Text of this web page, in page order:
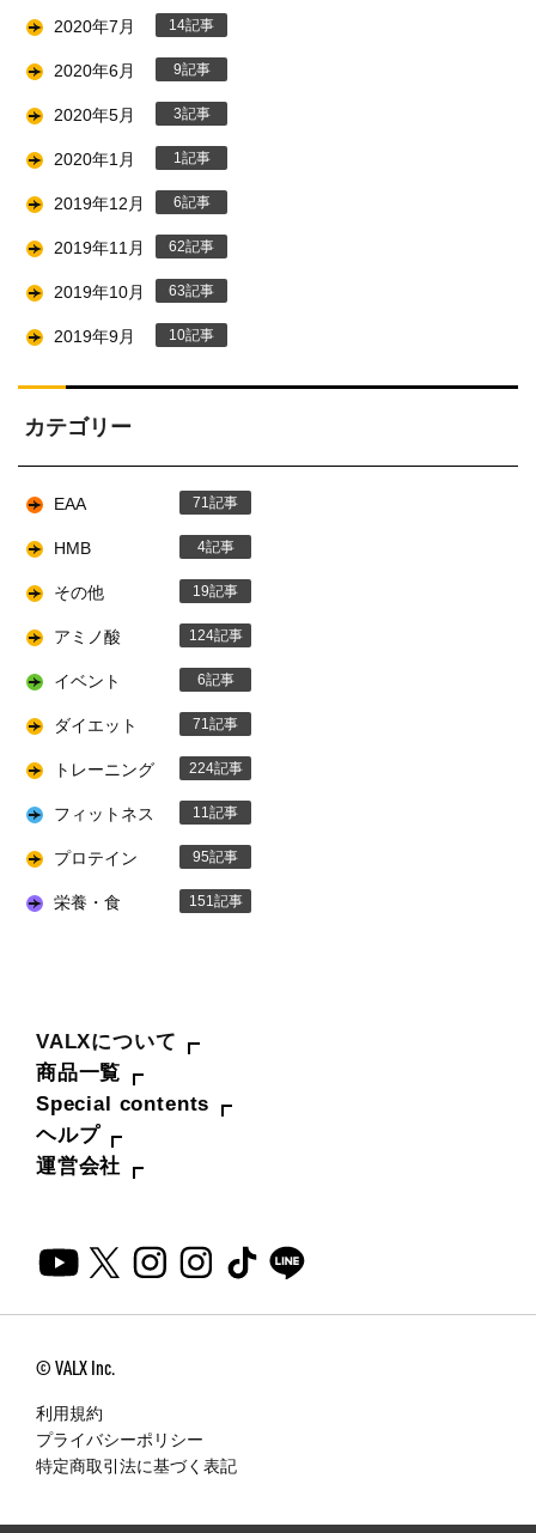
2020年7月 14
2020年6月 9
2020年5月 3
2020年1月 1
2019年12月 6
2019年11月 62
2019年10月 63
2019年9月 10
カテゴリー
EAA 71
HMB 4
その他 19
アミノ酸 124
イベント 6
ダイエット 71
トレーニング 224
フィットネス 11
プロテイン 95
栄養・食 151
VALXについて
商品一覧
Special contents
ヘルプ
運営会社
© VALX Inc.
利用規約
プライバシーポリシー
特定商取引法に基づく表記